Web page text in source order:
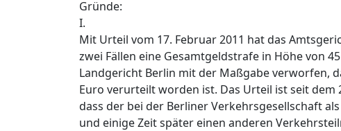
Gründe:
I.
Mit Urteil vom 17. Februar 2011 hat das
zwei Fällen eine Gesamtgeldstrafe in Höhe von
Landgericht Berlin mit der Maßgabe verworfen,
Euro verurteilt worden ist. Das Urteil ist seit
dass der bei der Berliner Verkehrsgesellschaft
und einige Zeit später einen anderen